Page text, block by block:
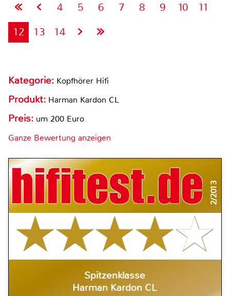
4 5 6 7 8 9 10
11
12
13 14
Kategorie: Kopfhörer Hifi
Produkt: Harman Kardon CL
Preis: um 200 Euro
Ganze Bewertung anzeigen
2/2013
Spitzenklasse
Harman Kardon CL